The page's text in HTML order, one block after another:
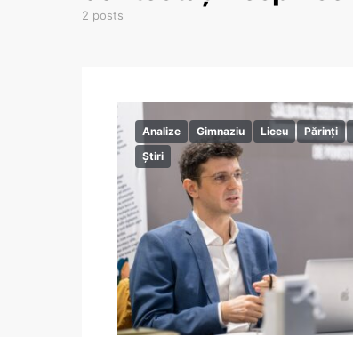
2 posts
Analize Gimnaziu Liceu Părinți
Știri